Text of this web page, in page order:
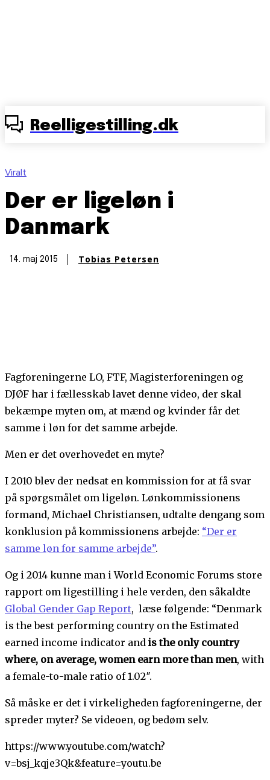
Reelligestilling.dk
Viralt
Der er ligeløn i
Danmark
14. maj 2015 Tobias Petersen
Fagforeningerne LO, FTF, Magisterforeningen og
DJØF har i fællesskab lavet denne video, der skal
bekæmpe myten om, at mænd og kvinder får det
samme i løn for det samme arbejde.
Men er det overhovedet en myte?
I 2010 blev der nedsat en kommission for at få svar
på spørgsmålet om ligeløn. Lønkommissionens
formand, Michael Christiansen, udtalte dengang som
konklusion på kommissionens arbejde: “Der er
samme løn for samme arbejde”.
Og i 2014 kunne man i World Economic Forums store
rapport om ligestilling i hele verden, den såkaldte
Global Gender Gap Report, læse følgende: “Denmark
is the best performing country on the Estimated
earned income indicator and is the only country
where, on average, women earn more than men, with
a female-to-male ratio of 1.02″.
Så måske er det i virkeligheden fagforeningerne, der
spreder myter? Se videoen, og bedøm selv.
https://www.youtube.com/watch?
v=bsj_kqje3Qk&feature=youtu.be